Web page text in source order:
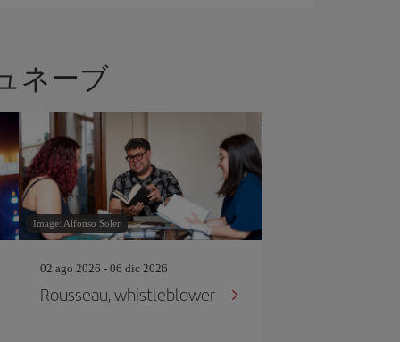
ネーブ
Image: Alfonso Soler
02 ago 2026 - 06 dic 2026
Rousseau, whistleblower